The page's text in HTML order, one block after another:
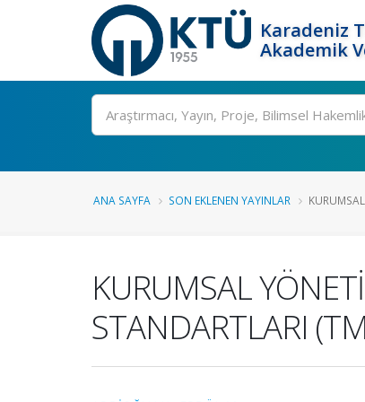
Karadeniz
Akademik
Ara
ANA SAYFA SON EKLENEN YAYINLAR
KURUMSAL
STANDARTLARI